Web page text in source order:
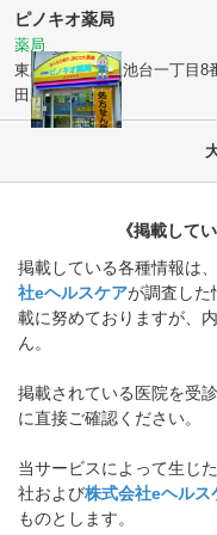
ピノキオ薬局
薬局
東京都大田区上池台一丁目8
田邉ビル
《掲載して
掲載している各種情報は
社eヘルスケアが調査した
載に努めておりますが、
ん。
掲載されている医院を受
に直接ご確認ください。
当サービスによって生じ
社および株式会社eヘルス
ものとします。